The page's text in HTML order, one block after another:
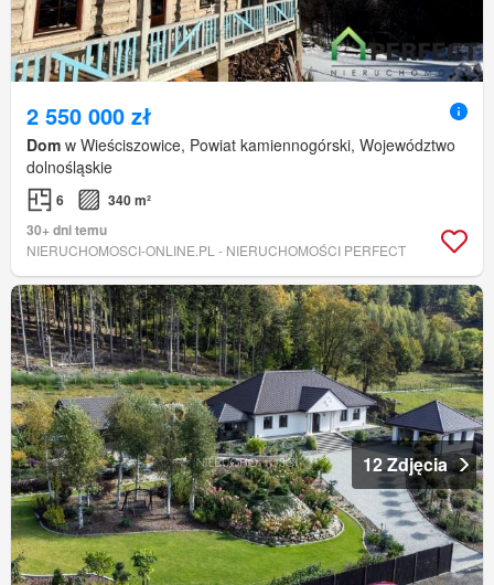
2 550 000 zł
Dom w Wieściszowice, Powiat kamiennogórski, Województwo
dolnośląskie
6
340 m²
30+ dni temu
NIERUCHOMOSCI-ONLINE.PL - NIERUCHOMOŚCI PERFECT
12 Zdjęcia